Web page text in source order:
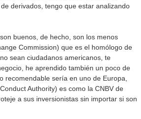
derivados, tengo que estar analizando
buenos, de hecho, son los menos
Commission) que es el homólogo de
sean ciudadanos americanos, te
he aprendido también un poco de
recomendable sería en uno de Europa,
Authority) es como la CNBV de
a sus inversionistas sin importar si son